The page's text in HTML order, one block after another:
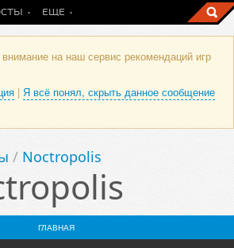
ЕЩЕ
на наш сервис рекомендаций игр
| Я всё понял, скрыть данное сообщение
/ Noctropolis
ГЛАВНАЯ